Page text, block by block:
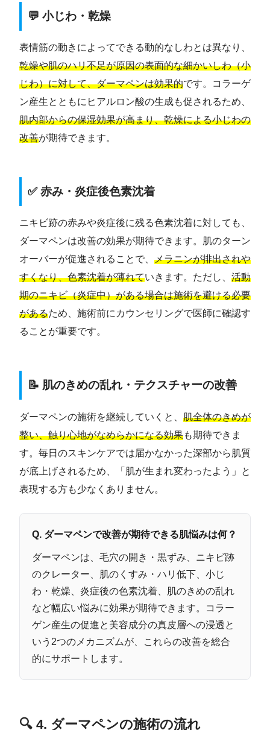
💬 小じわ・乾燥
表情筋の動きによってできる動的なしわとは異なり、
乾燥や肌のハリ不足が原因の表面的な細かいしわ（小
じわ）に対して、ダーマペンは効果的です。コラーゲ
ン産生とともにヒアルロン酸の生成も促されるため、
肌内部からの保湿効果が高まり、乾燥による小じわの
改善が期待できます。
✅ 赤み・炎症後色素沈着
ニキビ跡の赤みや炎症後に残る色素沈着に対しても、
ダーマペンは改善の効果が期待できます。肌のターン
オーバーが促進されることで、 メラニンが排出されや
すくなり、色素沈着が薄れていきます。ただし、 活動
期のニキビ（炎症中）がある場合は施術を避ける必要
があるため、施術前にカウンセリングで医師に確認す
ることが重要です。
📝 肌のきめの乱れ・テクスチャーの改善
ダーマペンの施術を継続していくと、 肌全体のきめが
整い、触り心地がなめらかになる効果も期待できま
す。毎日のスキンケアでは届かなかった深部から肌質
が底上げされるため、「肌が生まれ変わったよう」と
表現する方も少なくありません。
Q. ダーマペンで改善が期待できる肌悩みは何？
ダーマペンは、毛穴の開き・黒ずみ、ニキビ跡
のクレーター、肌のくすみ・ハリ低下、小じ
わ・乾燥、炎症後の色素沈着、肌のきめの乱れ
など幅広い悩みに効果が期待できます。コラー
ゲン産生の促進と美容成分の真皮層への浸透と
いう2つのメカニズムが、これらの改善を総合
的にサポートします。
🔍 4. ダーマペンの施術の流れ